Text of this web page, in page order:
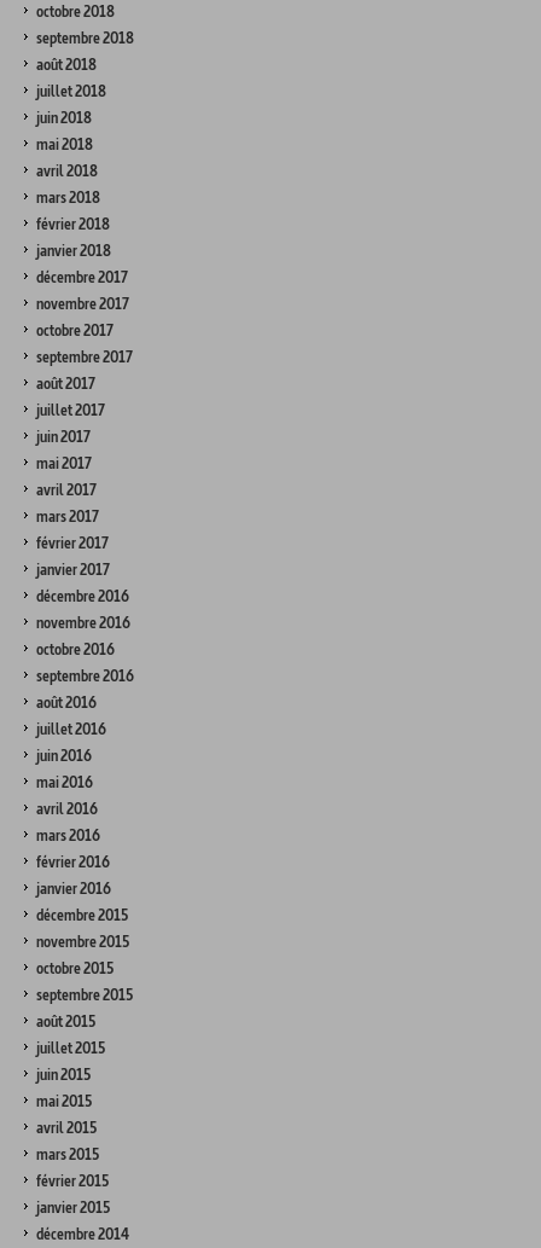
octobre 2018
septembre 2018
août 2018
juillet 2018
juin 2018
mai 2018
avril 2018
mars 2018
février 2018
janvier 2018
décembre 2017
novembre 2017
octobre 2017
septembre 2017
août 2017
juillet 2017
juin 2017
mai 2017
avril 2017
mars 2017
février 2017
janvier 2017
décembre 2016
novembre 2016
octobre 2016
septembre 2016
août 2016
juillet 2016
juin 2016
mai 2016
avril 2016
mars 2016
février 2016
janvier 2016
décembre 2015
novembre 2015
octobre 2015
septembre 2015
août 2015
juillet 2015
juin 2015
mai 2015
avril 2015
mars 2015
février 2015
janvier 2015
décembre 2014